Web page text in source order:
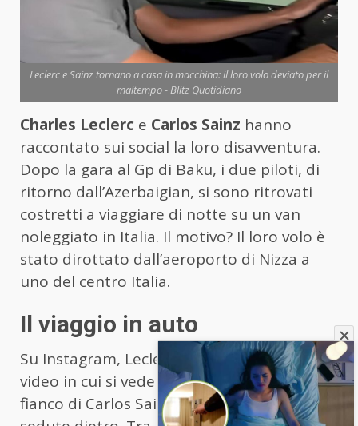
Leclerc e Sainz tornano a casa in macchina: il loro volo deviato per il
maltempo - Blitz Quotidiano
Charles Leclerc e Carlos Sainz hanno
raccontato sui social la loro disavventura.
Dopo la gara al Gp di Baku, i due piloti, di
ritorno dall’Azerbaigian, si sono ritrovati
costretti a viaggiare di notte su un van
noleggiato in Italia. Il motivo? Il loro volo è
stato dirottato dall’aeroporto di Nizza a
uno del centro Italia.
Il viaggio in auto
Su Instagram, Leclerc ha pubblicato un
video in cui si vede il pilota in viaggio al
fianco di Carlos Sainz e altre due persone